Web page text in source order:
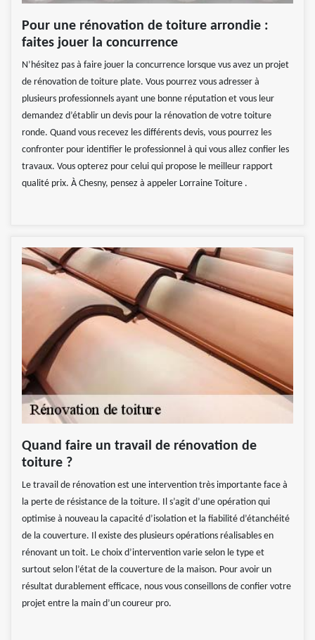
Pour une rénovation de toiture arrondie :
faites jouer la concurrence
N’hésitez pas à faire jouer la concurrence lorsque vus avez un projet
de rénovation de toiture plate. Vous pourrez vous adresser à
plusieurs professionnels ayant une bonne réputation et vous leur
demandez d’établir un devis pour la rénovation de votre toiture
ronde. Quand vous recevez les différents devis, vous pourrez les
confronter pour identifier le professionnel à qui vous allez confier les
travaux. Vous opterez pour celui qui propose le meilleur rapport
qualité prix. À Chesny, pensez à appeler Lorraine Toiture .
Quand faire un travail de rénovation de
toiture ?
Le travail de rénovation est une intervention très importante face à
la perte de résistance de la toiture. Il s’agit d’une opération qui
optimise à nouveau la capacité d’isolation et la fiabilité d’étanchéité
de la couverture. Il existe des plusieurs opérations réalisables en
rénovant un toit. Le choix d’intervention varie selon le type et
surtout selon l’état de la couverture de la maison. Pour avoir un
résultat durablement efficace, nous vous conseillons de confier votre
projet entre la main d’un coureur pro.